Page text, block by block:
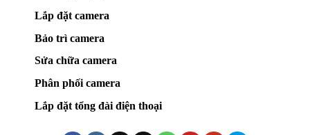
Lắp đặt camera
Bảo trì camera
Sửa chữa camera
Phân phối camera
Lắp đặt tổng đài điện thoại